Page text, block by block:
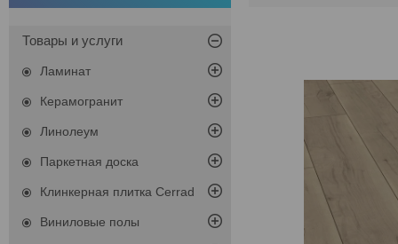
Товары и услуги
Ламинат
Керамогранит
Линолеум
Паркетная доска
Клинкерная плитка Cerrad
Виниловые полы